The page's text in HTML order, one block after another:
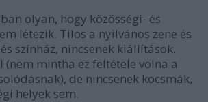
olyan, hogy közösségi- és
létezik. Tilos a nyilvános zene és
színház, nincsenek kiállítások.
mintha ez feltétele volna a
de nincsenek kocsmák,
helyek sem.